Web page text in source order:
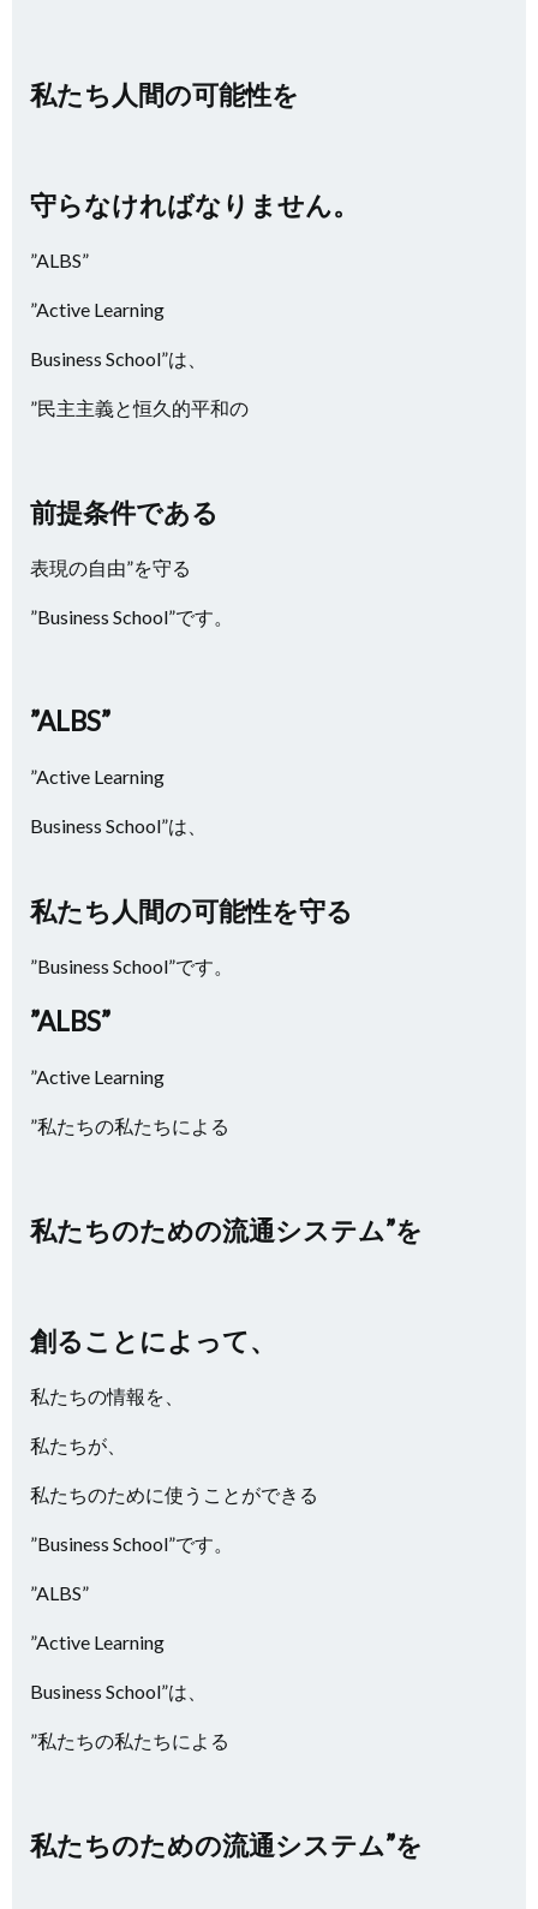
私たち人間の可能性を
守らなければなりません。
”ALBS”
”Active Learning
Business School”は、
”民主主義と恒久的平和の
前提条件である
表現の自由”を守る
”Business School”です。
”ALBS”
”Active Learning
Business School”は、
私たち人間の可能性を守る
”Business School”です。
”ALBS”
”Active Learning
”私たちの私たちによる
私たちのための流通システム”を
創ることによって、
私たちの情報を、
私たちが、
私たちのために使うことができる
”Business School”です。
”ALBS”
”Active Learning
Business School”は、
”私たちの私たちによる
私たちのための流通システム”を